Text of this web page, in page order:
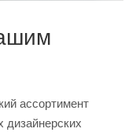
ассортимент
дизайнерских